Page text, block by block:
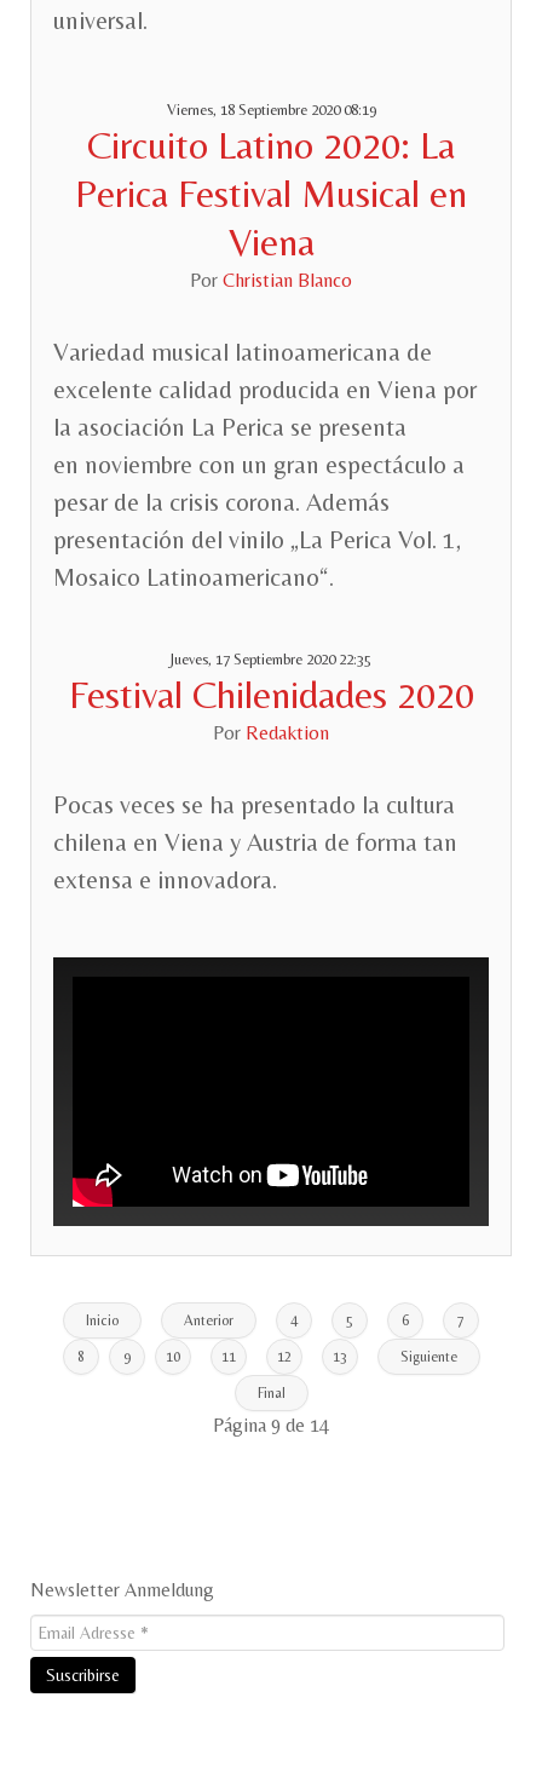
universal.
Viernes, 18 Septiembre 2020 08:19
Circuito Latino 2020: La
Perica Festival Musical en
Viena
Por Christian Blanco
Variedad musical latinoamericana de
excelente calidad producida en Viena por
la asociación La Perica se presenta
en noviembre con un gran espectáculo a
pesar de la crisis corona. Además
presentación del vinilo „La Perica Vol. 1,
Mosaico Latinoamericano“.
Jueves, 17 Septiembre 2020 22:35
Festival Chilenidades 2020
Por Redaktion
Pocas veces se ha presentado la cultura
chilena en Viena y Austria de forma tan
extensa e innovadora.
Inicio Anterior 4 5 6 7
8 9 10 11 12 13 Siguiente
Final
Página 9 de 14
Newsletter Anmeldung